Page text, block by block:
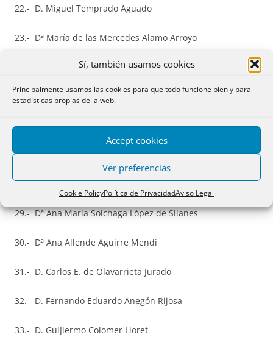
Sí, también usamos cookies
Principalmente usamos las cookies para que todo funcione bien y para
estadísticas propias de la web.
Accept cookies
Ver preferencias
Cookie PolicyPolítica de PrivacidadAviso Legal
22.- D. Miguel Temprado Aguado
23.- Dª María de las Mercedes Alamo Arroyo
24.- D. Francisco de Asís Palacios Criado
25.- D. José Ignacio Martín Alías
26.- Dª María Carolina Martinez Fernández
27.- D. José Carlos González Morán
28.- Dª María Elena Calvo Fernández
29.- Dª Ana María Solchaga López de Silanes
30.- Dª Ana Allende Aguirre Mendi
31.- D. Carlos E. de Olavarrieta Jurado
32.- D. Fernando Eduardo Anegón Rijosa
33.- D. GuiJlermo Colomer Lloret